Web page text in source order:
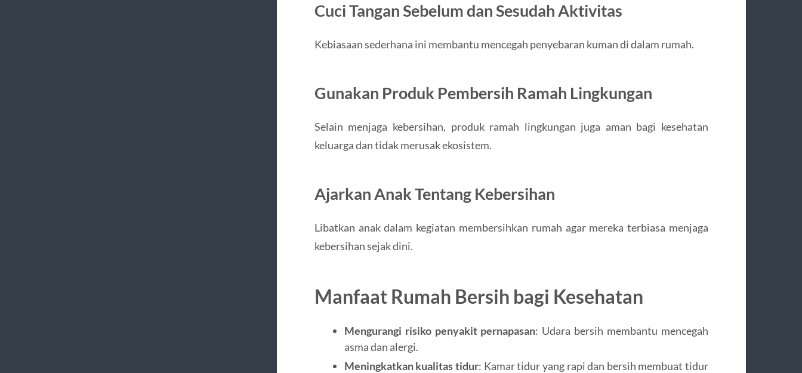
Cuci Tangan Sebelum dan Sesudah Aktivitas
Kebiasaan sederhana ini membantu mencegah penyebaran kuman di dalam rumah.
Gunakan Produk Pembersih Ramah Lingkungan
Selain menjaga kebersihan, produk ramah lingkungan juga aman bagi kesehatan
keluarga dan tidak merusak ekosistem.
Ajarkan Anak Tentang Kebersihan
Libatkan anak dalam kegiatan membersihkan rumah agar mereka terbiasa menjaga
kebersihan sejak dini.
Manfaat Rumah Bersih bagi Kesehatan
Mengurangi risiko penyakit pernapasan: Udara bersih membantu mencegah
asma dan alergi.
Meningkatkan kualitas tidur: Kamar tidur yang rapi dan bersih membuat tidur